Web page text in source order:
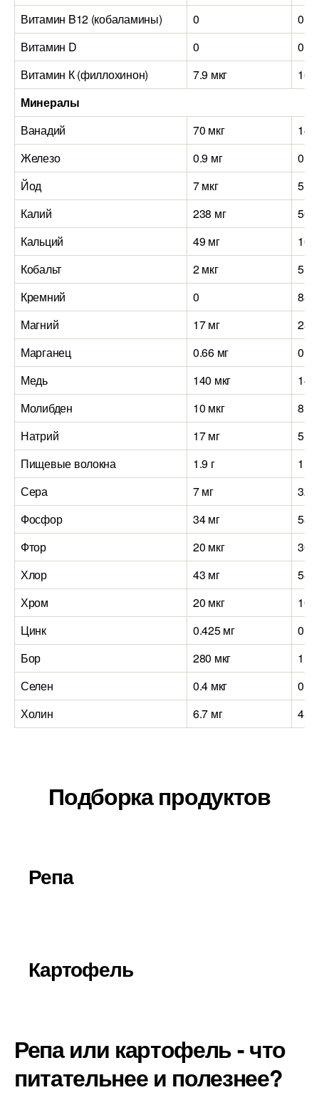
Витамин B12 (кобаламины) 0
0
Витамин D
0
0
Витамин К (филлохинон)
7.9 мкг
16
Минералы
Ванадий
70 мкг
149
Железо
0.9 мг
0.9
Йод
7 мкг
5
Калий
238 мг
568
Кальций
49 мг
10
Кобальт
2 мкг
5
Кремний
0
83
Магний
17 мг
23
Марганец
0.66 мг
Медь
140 мкг
140
Молибден
10 мкг
8
Натрий
17 мг
5 мг
Пищевые волокна
1.9 г
1.4 г
Сера
7 мг
32
Фосфор
34 мг
58
Фтор
20 мкг
30
Хлор
43 мг
58
Хром
20 мкг
10
Цинк
0.425 мг
Бор
280 мкг
115
Селен
0.4 мкг
0.3
Холин
6.7 мг
Подборка продуктов
Репа
Картофель
Репа или картофель - что
питательнее и полезнее?